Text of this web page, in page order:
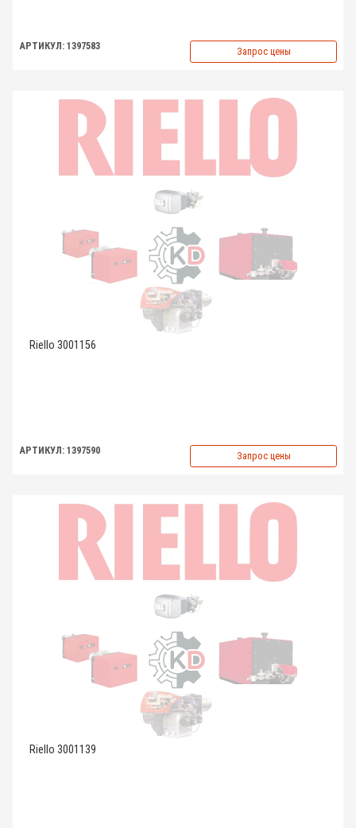
АРТИКУЛ: 1397583 Запрос цены
Riello 3001156
АРТИКУЛ: 1397590 Запрос цены
Riello 3001139